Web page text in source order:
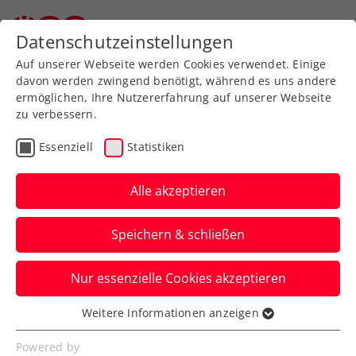
Zurück zur Newsübersicht
Turniere
Pinter und Graski erobern
Doppel-Pokal in Hillegom
Der Burgenländer (Foto) und der Wiener
erwiesen sich als besonders nervenstark.
Verfasst von: , 24.07.2023
Datenschutzeinstellungen
Auf unserer Webseite werden Cookies verwendet. Einige
davon werden zwingend benötigt, während es uns andere
ermöglichen, Ihre Nutzererfahrung auf unserer Webseite
zu verbessern.
Essenziell Statistiken
Alle akzeptieren
Speichern & schließen
Nur essenzielle Cookies akzeptieren
Essenziell
Essenzielle Cookies werden für grundlegende
Weitere Informationen anzeigen
Powered by